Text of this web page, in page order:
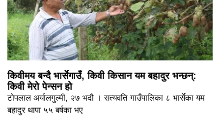
किवीमय बन्दै भार्सेगाउँ, किवी किसान यम बहादुर भन्छन्:
किवी मेरो पेन्सन हो
टोपलाल अर्यालगुल्मी, २७ भदौ । सत्यवति गाउँपालिका ८ भार्सेका यम
बहादुर थापा ५५ बर्षका भए